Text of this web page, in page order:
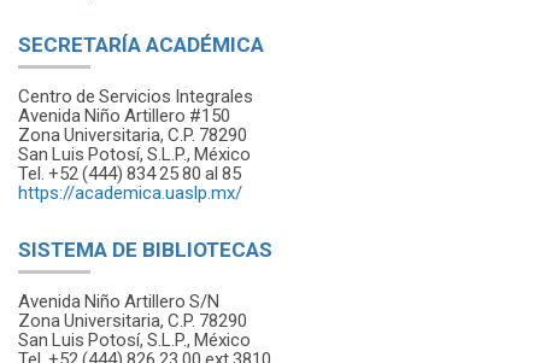
SECRETARÍA ACADÉMICA
Centro de Servicios Integrales
Avenida Niño Artillero #150
Zona Universitaria, C.P. 78290
San Luis Potosí, S.L.P., México
Tel. +52 (444) 834 25 80 al 85
https://academica.uaslp.mx/
SISTEMA DE BIBLIOTECAS
Avenida Niño Artillero S/N
Zona Universitaria, C.P. 78290
San Luis Potosí, S.L.P., México